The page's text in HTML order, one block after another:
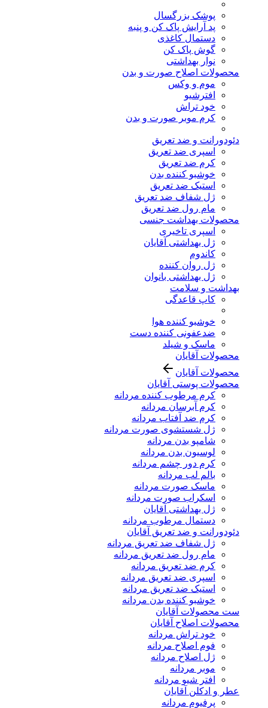
پوشک بزرگسال
پد آرایش پاک کن و پنبه
دستمال کاغذی
گوش پاک کن
نوار بهداشتی
محصولات اصلاح صورت و بدن
موم و وکس
افترشیو
خود تراش
کرم موبر صورت و بدن
دئودورانت و ضد تعریق
اسپری ضد تعریق
کرم ضد تعریق
خوشبو کننده بدن
استیک ضد تعریق
ژل شفاف ضد تعریق
مام رول ضد تعریق
محصولات بهداشت جنسی
اسپری تاخیری
ژل بهداشتی آقایان
کاندوم
ژل روان کننده
ژل بهداشتی بانوان
بهداشت و سلامت
کاپ قاعدگی
خوشبو کننده هوا
ضدعفونی کننده دست
ماسک و شیلد
محصولات آقایان
محصولات آقایان
محصولات پوستی آقایان
کرم مرطوب کننده مردانه
کرم آبرسان مردانه
کرم ضد آفتاب مردانه
ژل شستشوی صورت مردانه
شامپو بدن مردانه
لوسیون بدن مردانه
کرم دور چشم مردانه
بالم لب مردانه
ماسک صورت مردانه
اسکراب صورت مردانه
ژل بهداشتی آقایان
دستمال مرطوب مردانه
دئودورانت و ضد تعریق آقایان
ژل شفاف ضد تعریق مردانه
مام رول ضد تعریق مردانه
کرم ضد تعریق مردانه
اسپری ضد تعریق مردانه
استیک ضد تعریق مردانه
خوشبو کننده بدن مردانه
ست محصولات آقایان
محصولات اصلاح آقایان
خود تراش مردانه
فوم اصلاح مردانه
ژل اصلاح مردانه
موبر مردانه
افتر شیو مردانه
عطر و ادکلن آقایان
پرفیوم مردانه